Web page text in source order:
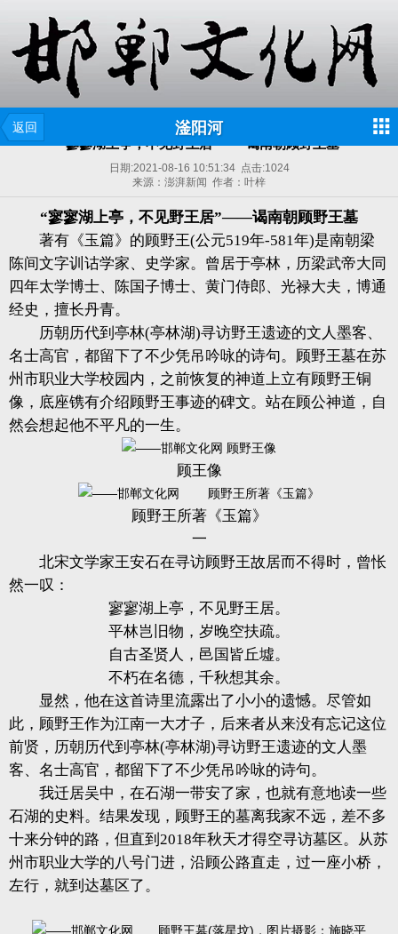
返回 滏阳河
“寥寥湖上亭，不见野王居”——谒南朝顾野王墓
日期:2021-08-16 10:51:34点击:1024
来源：澎湃新闻 作者：叶梓
“寥寥湖上亭，不见野王居”——谒南朝顾野王墓
著有《玉篇》的顾野王(公元519年-581年)是南朝梁
陈间文字训诂学家、史学家。曾居于亭林，历梁武帝大同
四年太学博士、陈国子博士、黄门侍郎、光禄大夫，博通
经史，擅长丹青。
历朝历代到亭林(亭林湖)寻访野王遗迹的文人墨客、
名士高官，都留下了不少凭吊吟咏的诗句。顾野王墓在苏
州市职业大学校园内，之前恢复的神道上立有顾野王铜
像，底座镌有介绍顾野王事迹的碑文。站在顾公神道，自
然会想起他不平凡的一生。
顾王像
顾野王所著《玉篇》
一
北宋文学家王安石在寻访顾野王故居而不得时，曾怅
然一叹：
寥寥湖上亭，不见野王居。
平林岂旧物，岁晚空扶疏。
自古圣贤人，邑国皆丘墟。
不朽在名德，千秋想其余。
显然，他在这首诗里流露出了小小的遗憾。尽管如
此，顾野王作为江南一大才子，后来者从来没有忘记这位
前贤，历朝历代到亭林(亭林湖)寻访野王遗迹的文人墨
客、名士高官，都留下了不少凭吊吟咏的诗句。
我迁居吴中，在石湖一带安了家，也就有意地读一些
石湖的史料。结果发现，顾野王的墓离我家不远，差不多
十来分钟的路，但直到2018年秋天才得空寻访墓区。从苏
州市职业大学的八号门进，沿顾公路直走，过一座小桥，
左行，就到达墓区了。